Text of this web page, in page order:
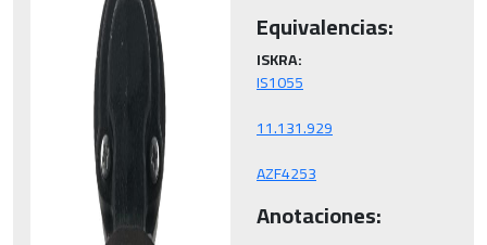
Equivalencias:
ISKRA:
AZF4253
Anotaciones: